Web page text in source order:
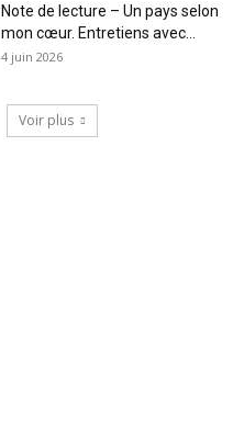
Note de lecture – Un pays selon
mon cœur. Entretiens avec...
4 juin 2026
Voir plus